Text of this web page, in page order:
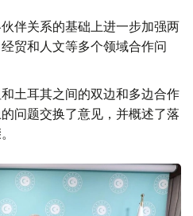
伴关系的基础上进一步加强两
贸和人文等多个领域合作问
土耳其之间的双边和多边合作
问题交换了意见，并概述了落